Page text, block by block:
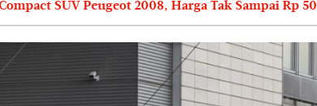
SUV Peugeot 2008, Harga Tak Sampai Rp